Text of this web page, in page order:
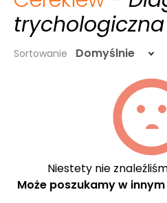
trychologiczna
Sortowanie Domyślnie
Niestety nie
Może poszukamy w